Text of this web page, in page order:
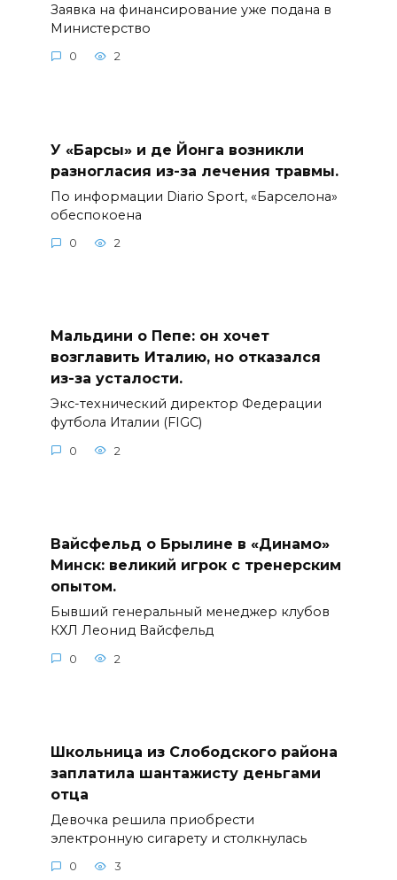
Заявка на финансирование уже подана в
Министерство
0 2
У «Барсы» и де Йонга возникли
разногласия из-за лечения травмы.
По информации Diario Sport, «Барселона»
обеспокоена
0 2
Мальдини о Пепе: он хочет
возглавить Италию, но отказался
из-за усталости.
Экс-технический директор Федерации
футбола Италии (FIGC)
0 2
Вайсфельд о Брылине в «Динамо»
Минск: великий игрок с тренерским
опытом.
Бывший генеральный менеджер клубов
КХЛ Леонид Вайсфельд
0 2
Школьница из Слободского района
заплатила шантажисту деньгами
отца
Девочка решила приобрести
электронную сигарету и столкнулась
0 3